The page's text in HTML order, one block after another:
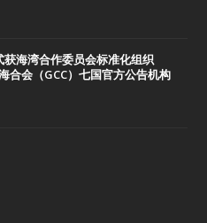
海湾合作委员会标准化组织
合会（GCC）七国官方公告机构